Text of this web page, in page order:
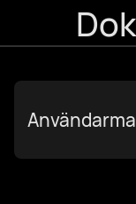
Italiano
日本語
한국어